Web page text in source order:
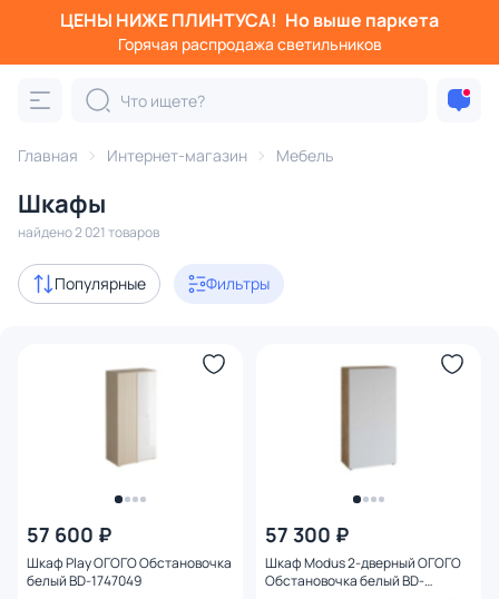
ЦЕНЫ НИЖЕ ПЛИНТУСА! Но выше паркета
Горячая распродажа светильников
Главная Интернет-магазин Мебель
Шкафы
найдено 2 021 товаров
Популярные Фильтры
57 600 ₽
Шкаф Play ОГОГО Обстановочка
белый BD-1747049
57 300 ₽
Шкаф Modus 2-дверный ОГОГО
Обстановочка белый BD-
Фильтры
Категория: Шкафы
буфеты серванты витрины
Акции 309
с 3D-моделями
Бренд